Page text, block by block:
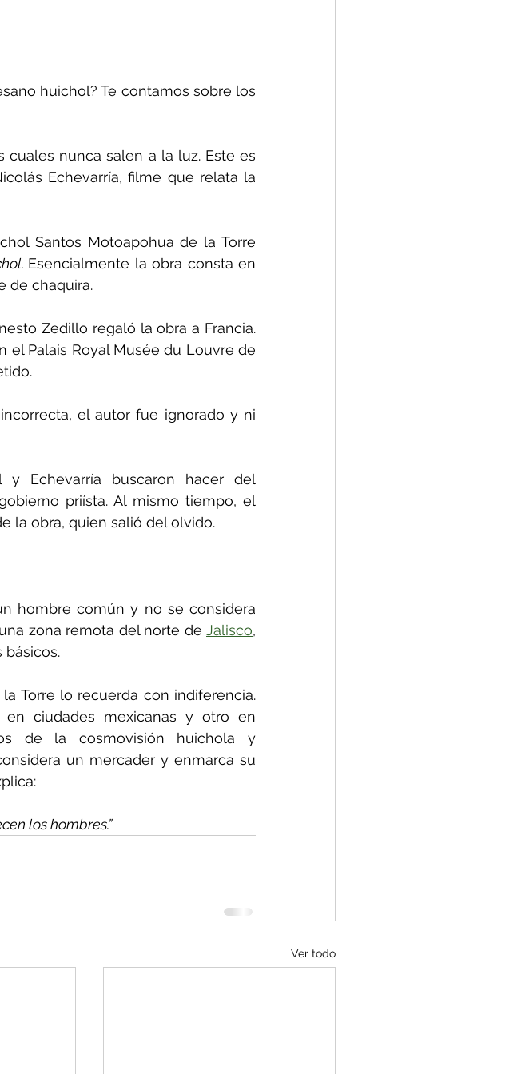
huichol? Te contamos sobre los
nunca salen a la luz. Este es
Echevarría, filme que relata la
Santos Motoapohua de la Torre
Esencialmente la obra consta en
de chaquira.
Zedillo regaló la obra a Francia.
el Palais Royal Musée du Louvre de
el autor fue ignorado y ni
Echevarría buscaron hacer del
priísta. Al mismo tiempo, el
la obra, quien salió del olvido.
hombre común y no se considera
zona remota del norte de Jalisco,
Torre lo recuerda con indiferencia.
en ciudades mexicanas y otro en
de la cosmovisión huichola y
un mercader y enmarca su
los hombres.”
Ver todo